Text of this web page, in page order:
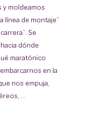
y moldeamos
línea de montaje”
Se
dónde
maratónico
en la
nos empuja,
...